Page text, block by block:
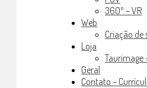
360º – VR
Web
Criação de
Loja
Taurimage
Geral
Contato –